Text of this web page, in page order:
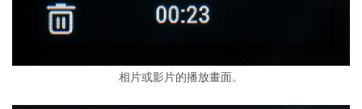
相片或影片的播放畫面。